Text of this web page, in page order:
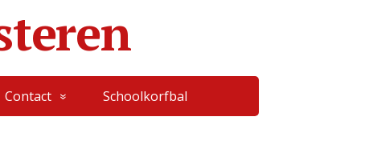
Contact Schoolkorfbal